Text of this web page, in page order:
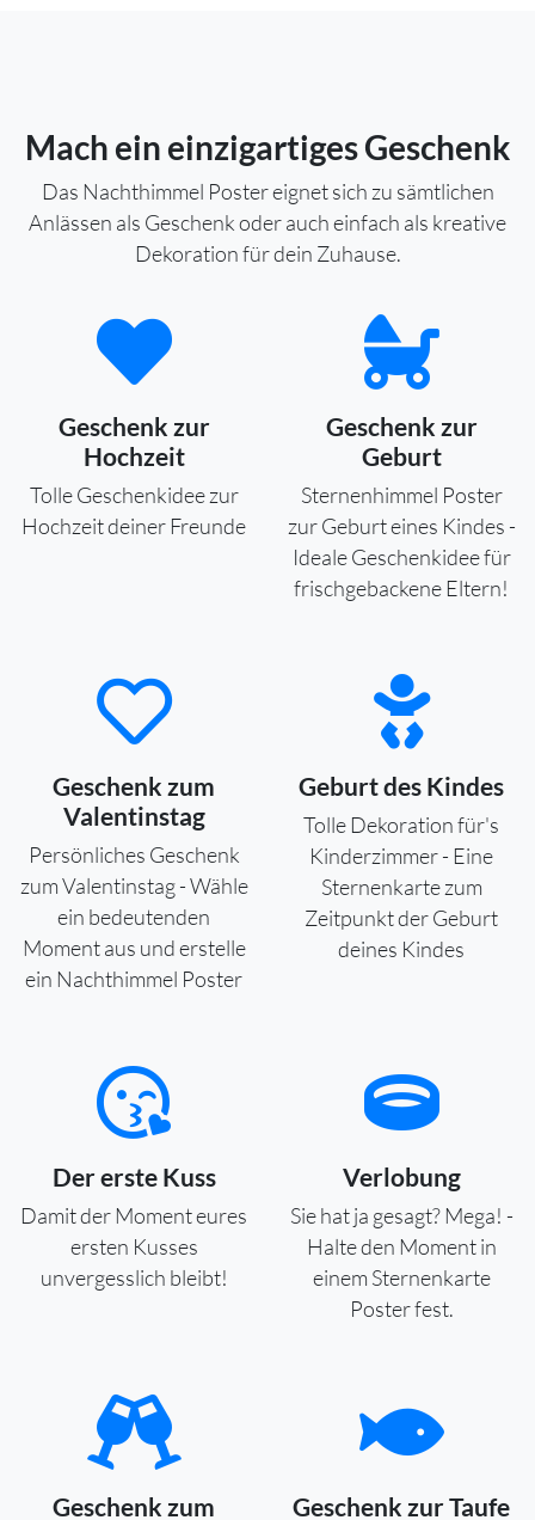
Mach ein einzigartiges Geschenk
Das Nachthimmel Poster eignet sich zu sämtlichen
Anlässen als Geschenk oder auch einfach als kreative
Dekoration für dein Zuhause.
Geschenk zur
Hochzeit
Tolle Geschenkidee zur
Hochzeit deiner Freunde
Geschenk zur
Geburt
Sternenhimmel Poster
zur Geburt eines Kindes -
Ideale Geschenkidee für
frischgebackene Eltern!
Geschenk zum
Valentinstag
Persönliches Geschenk
zum Valentinstag - Wähle
ein bedeutenden
Moment aus und erstelle
ein Nachthimmel Poster
Geburt des Kindes
Tolle Dekoration für's
Kinderzimmer - Eine
Sternenkarte zum
Zeitpunkt der Geburt
deines Kindes
Der erste Kuss
Damit der Moment eures
ersten Kusses
unvergesslich bleibt!
Verlobung
Sie hat ja gesagt? Mega! -
Halte den Moment in
einem Sternenkarte
Poster fest.
Geschenk zum Geschenk zur Taufe